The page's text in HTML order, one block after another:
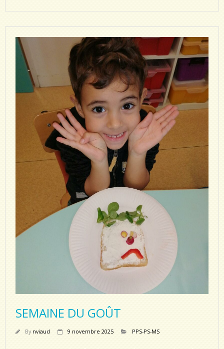
SEMAINE DU GOÛT
By nviaud 9 novembre 2025 PPS-PS-MS